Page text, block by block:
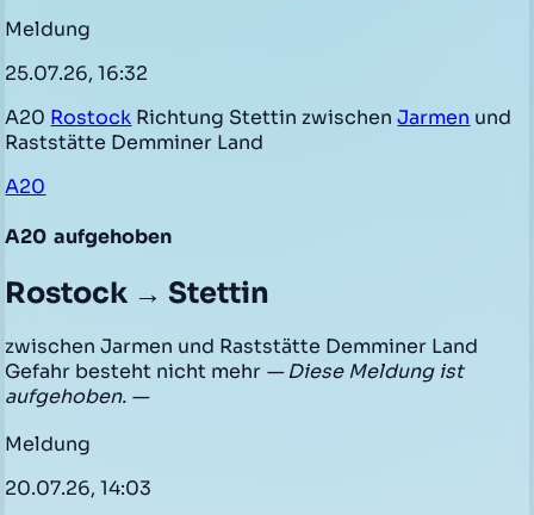
Meldung
25.07.26, 16:32
A20 Rostock Richtung Stettin zwischenJarmen und
Raststätte Demminer Land
A20
A20 aufgehoben
Rostock → Stettin
zwischen Jarmen und Raststätte Demminer Land
Gefahr besteht nicht mehr — Diese Meldung ist
aufgehoben. —
Meldung
20.07.26, 14:03